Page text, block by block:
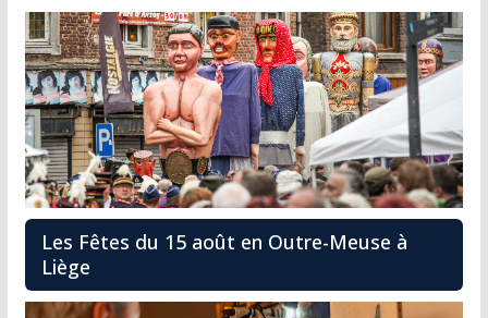
Les Fêtes du 15 août en Outre-Meuse à
Liège